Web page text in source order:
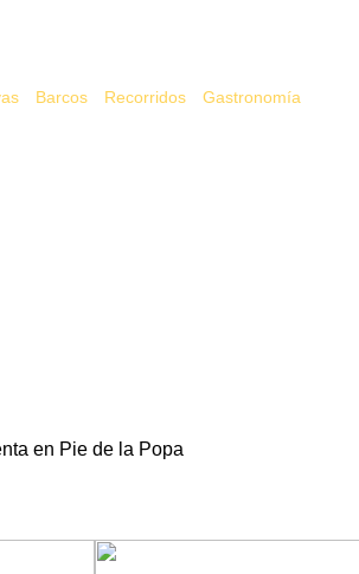
Barcos Recorridos Gastronomía
en Pie de la Popa